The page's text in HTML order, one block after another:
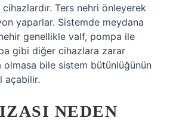
Ters nehri önleyerek
yaparlar. Sistemde meydana
genellikle valf, pompa ile
gibi diğer cihazlara zarar
olmasa bile sistem bütünlüğünün
açabilir.
NEDEN